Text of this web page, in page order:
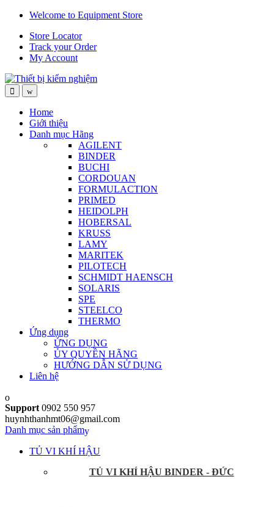
Skip
navigation
Skip
content
Welcome to Equipment Store
Store Locator
Track your Order
My Account
Home
Giới thiệu
Danh mục Hãng
AGILENT
BINDER
BUCHI
CORDOUAN
FORMULACTION
PRIMED
HEIDOLPH
HOBERSAL
KRUSS
LAMY
MARITEK
PILOTECH
SCHMIDT HAENSCH
SOLARIS
SPE
STEELCO
THERMO
Ứng dụng
ỨNG DỤNG
ỦY QUYỀN HÃNG
HƯỚNG DẪN SỬ DỤNG
Liên hệ
Support 0902 550 957
huynhthanhmt06@gmail.com
Danh mục sản phẩm
TỦ VI KHÍ HẬU
TỦ VI KHÍ HẬU BINDER - ĐỨC